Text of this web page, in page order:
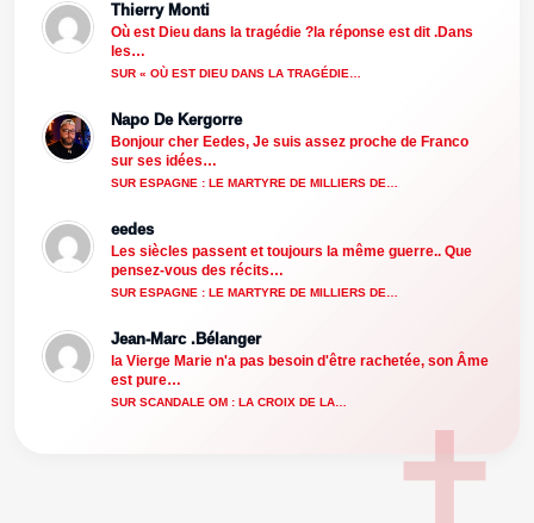
Thierry Monti
Où est Dieu dans la tragédie ?la réponse est dit .Dans
les…
SUR « OÙ EST DIEU DANS LA TRAGÉDIE…
Napo De Kergorre
Bonjour cher Eedes, Je suis assez proche de Franco
sur ses idées…
SUR ESPAGNE : LE MARTYRE DE MILLIERS DE…
eedes
Les siècles passent et toujours la même guerre.. Que
pensez-vous des récits…
SUR ESPAGNE : LE MARTYRE DE MILLIERS DE…
Jean-Marc .Bélanger
la Vierge Marie n'a pas besoin d'être rachetée, son Âme
est pure…
SUR SCANDALE OM : LA CROIX DE LA…